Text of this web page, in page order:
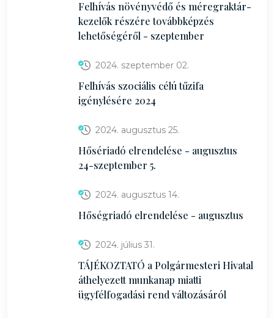
Felhívás növényvédő és méregraktár-
kezelők részére továbbképzés
lehetőségéről - szeptember
2024. szeptember 02.
Felhívás szociális célú tűzifa
igénylésére 2024
2024. augusztus 25.
Hősériadó elrendelése - augusztus
24-szeptember 5.
2024. augusztus 14.
Hőségriadó elrendelése - augusztus
2024. július 31.
TÁJÉKOZTATÓ a Polgármesteri Hivatal
áthelyezett munkanap miatti
ügyfélfogadási rend változásáról